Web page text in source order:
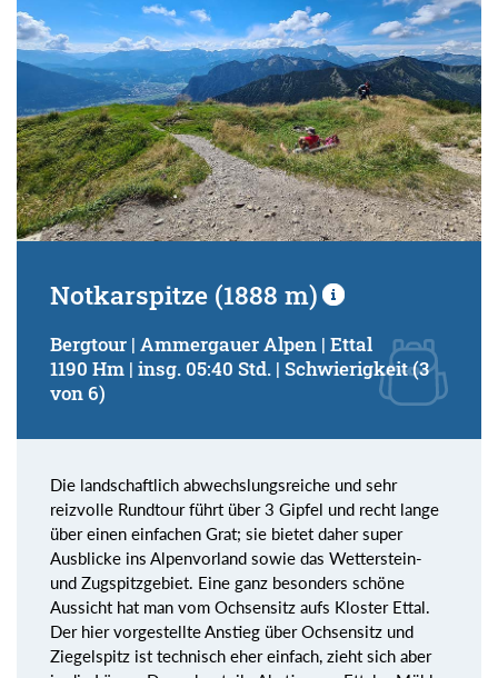
Notkarspitze (1888 m)
Bergtour | Ammergauer Alpen | Ettal
1190 Hm | insg. 05:40 Std. | Schwierigkeit (3
von 6)
Die landschaftlich abwechslungsreiche und sehr
reizvolle Rundtour führt über 3 Gipfel und recht lange
über einen einfachen Grat; sie bietet daher super
Ausblicke ins Alpenvorland sowie das Wetterstein-
und Zugspitzgebiet. Eine ganz besonders schöne
Aussicht hat man vom Ochsensitz aufs Kloster Ettal.
Der hier vorgestellte Anstieg über Ochsensitz und
Ziegelspitz ist technisch eher einfach, zieht sich aber